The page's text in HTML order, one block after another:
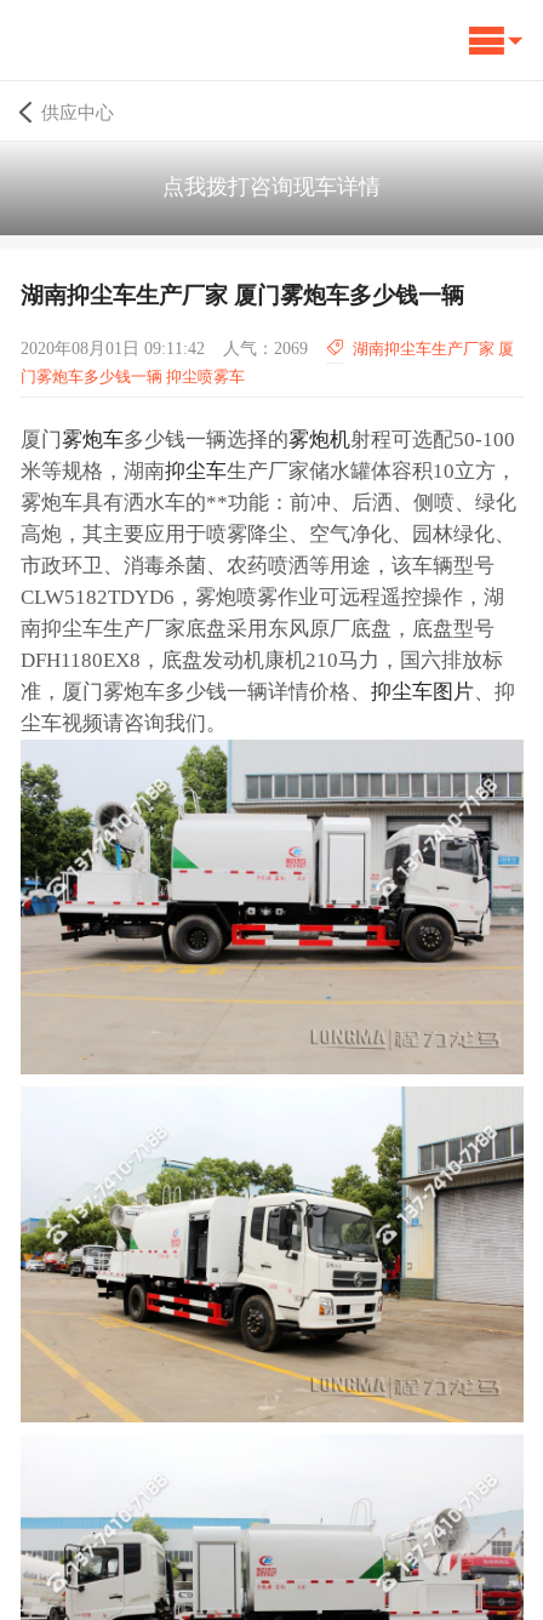
供应中心
点我拨打咨询现车详情
湖南抑尘车生产厂家 厦门雾炮车多少钱一辆
2020年08月01日 09:11:42 人气：2069
湖南抑尘车生产厂家 厦
门雾炮车多少钱一辆 抑尘喷雾车
厦门雾炮车多少钱一辆选择的雾炮机射程可选配50-100
米等规格，湖南抑尘车生产厂家储水罐体容积10立方，
雾炮车具有洒水车的**功能：前冲、后洒、侧喷、绿化
高炮，其主要应用于喷雾降尘、空气净化、园林绿化、
市政环卫、消毒杀菌、农药喷洒等用途，该车辆型号
CLW5182TDYD6，雾炮喷雾作业可远程遥控操作，湖
南抑尘车生产厂家底盘采用东风原厂底盘，底盘型号
DFH1180EX8，底盘发动机康机210马力，国六排放标
准，厦门雾炮车多少钱一辆详情价格、 抑尘车图片、抑
尘车视频请咨询我们。